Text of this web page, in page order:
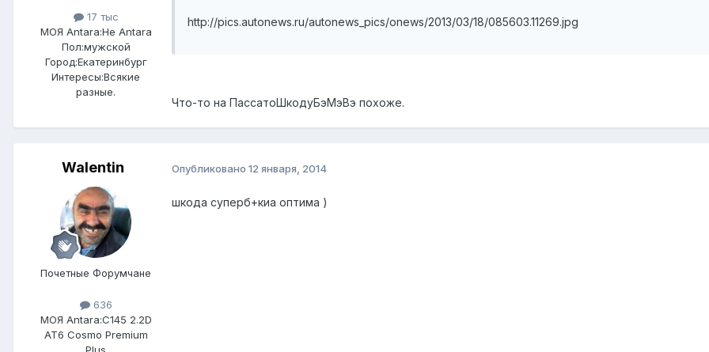
17 тыс
МОЯ Antara:Не Antara
Пол:мужской
Город:Екатеринбург
Интересы:Всякие
разные.
http://pics.autonews.ru/autonews_pics/onews/2013/03/18/085603.11269.jpg
Что-то на ПассатоШкодуБэМэВэ похоже.
Walentin
Почетные Форумчане
636
МОЯ Antara:C145 2.2D
AT6 Cosmo Premium
Plus
Опубликовано 12 января, 2014
шкода суперб+киа оптима )